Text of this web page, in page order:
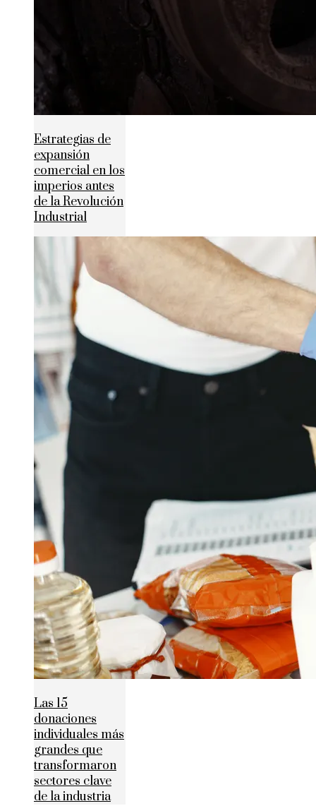
Estrategias de
expansión
comercial en los
imperios antes
de la Revolución
Industrial
Las 15
donaciones
individuales más
grandes que
transformaron
sectores clave
de la industria